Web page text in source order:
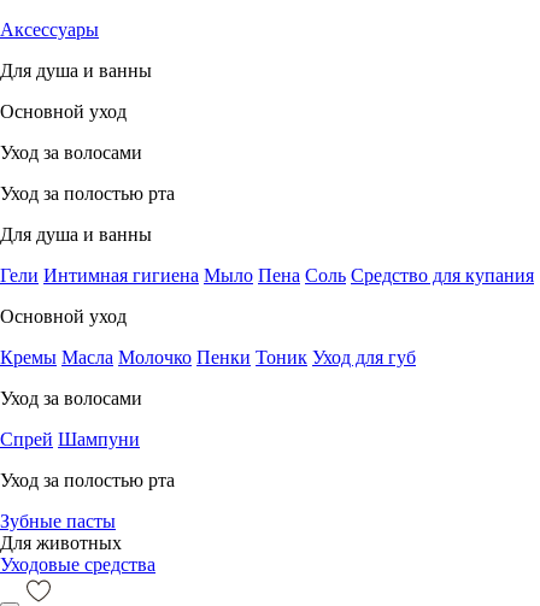
Аксессуары
Для душа и ванны
Основной уход
Уход за волосами
Уход за полостью рта
Для душа и ванны
Гели Интимная гигиена Мыло Пена Соль Средство для купания
Основной уход
Кремы Масла Молочко Пенки Тоник Уход для губ
Уход за волосами
Спрей Шампуни
Уход за полостью рта
Зубные пасты
Для животных
Уходовые средства